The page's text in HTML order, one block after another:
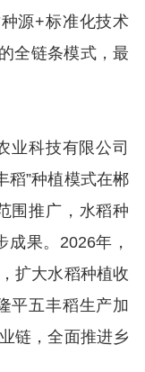
源+标准化技术
全链条模式，最
业科技有限公司
稻”种植模式在郴
围推广，水稻种
果。2026年，
扩大水稻种植收
平五丰稻生产加
链，全面推进乡